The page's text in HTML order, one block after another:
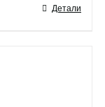
Детали